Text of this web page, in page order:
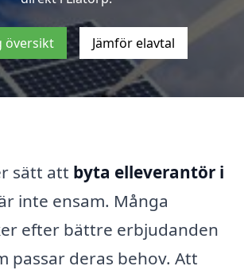
översikt Jämför elavtal
sätt att byta elleverantör i
inte ensam. Många
efter bättre erbjudanden
passar deras behov. Att